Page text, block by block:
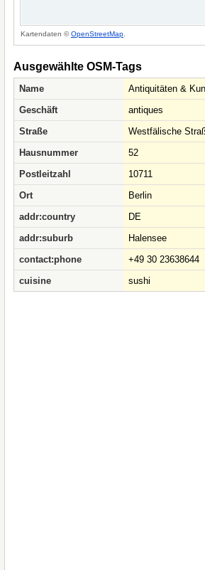
Kartendaten ©OpenStreetMap
Ausgewählte OSM-Tags
Name
Antiquitäten &
Geschäft
antiques
Straße
Westfälische
Hausnummer
52
Postleitzahl
10711
Ort
Berlin
addr:country
DE
addr:suburb
Halensee
contact:phone
+49 30 23638644
cuisine
sushi